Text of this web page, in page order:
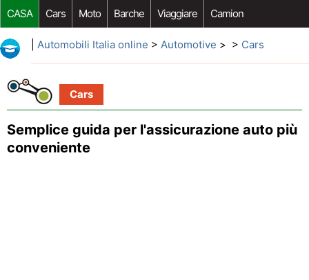
CASA Cars Moto Barche Viaggiare Camion
Riparazione Auto Acquisto Auto Car Opzioni Aftermarket
Automobili Italia online > Automotive > > Cars
Cars
Semplice guida per l'assicurazione auto più
conveniente